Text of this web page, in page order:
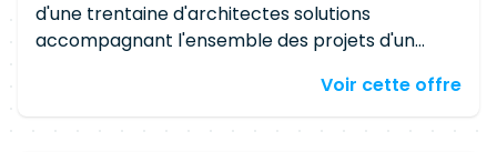
d'une trentaine d'architectes solutions
accompagnant l'ensemble des projets d'un
Architecte Solution SI
Voir cette offre